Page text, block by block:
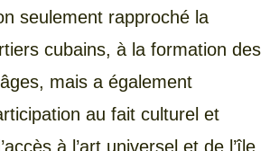
seulement rapproché la
cubains, à la formation des
mais a également
au fait culturel et
à l’art universel et de l’île